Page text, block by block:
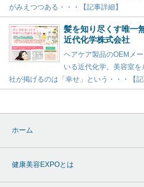
がみえつつある・・・【記事詳細】
髪を知り尽くす唯一
近代化学株式会社
ヘアケア製品のOEMメ
いる近代化学。美容室
社が掲げるのは「幸せ」という・・・【記
ホーム
健康美容EXPOとは